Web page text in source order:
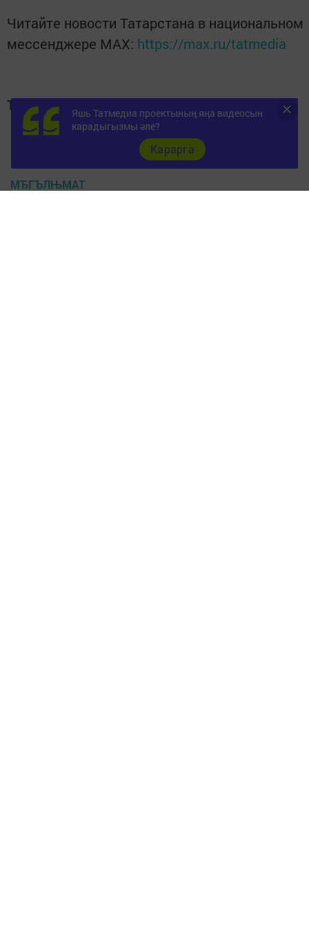
Читайте новости Татарстана в национальном
мессенджере MАХ: https://max.ru/tatmedia
Теги:
МЕНДЕЛЕЕВСК
МЕНДЕЛЕЕВСК ЯЋАЛЫКЛАРЫ
МЂГЪЛЊМАТ
Яшь Татмедиа проектының яңа видеосын
карадыгызмы әле?
Карарга